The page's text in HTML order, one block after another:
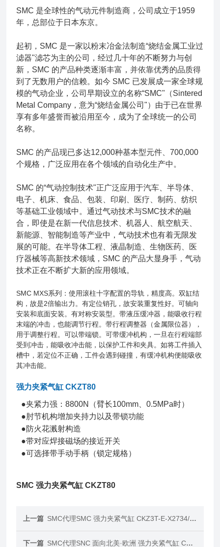
SMC 是全球性的气动元件制造商，公司成立于1959
年，总部位于日本东京。
起初，SMC 是一家以粉末冶金法制造“烧结金属工业过
滤器"滤芯为主的公司，经过几十年的不断努力与创
新，SMC 的产品种类逐渐丰富，并依靠优秀的品质得
到了无数用户的信赖。如今 SMC 已发展成一家全球规
模的气动企业，公司早期设立的名称“SMC"（Sintered
Metal Company，意为“烧结金属公司"）由于已在世界
享有多年盛誉而被沿用至今，成为了全球统一的公司
名称。
SMC 的产品现已多达12,000种基本型元件、700,000
个规格，广泛应用在各个领域的自动化生产中。
SMC 的“气动控制技术"正广泛应用于汽车、半导体、
电子、机床、食品、包装、印刷、医疗、制药、纺织
等基础工业领域中。通过气动技术与SMC技术的融
合，即使是在新一代信息技术、机器人、航空航天、
新能源、智能制造等产业中，气动技术也有着无限发
展的可能。在半导体工程、液晶制造、生物医药、医
疗器械等高新技术领域，SMC 的产品大显身手，气动
技术正在不断扩大新的应用领域。
SMC MXS系列：使用滚柱十字配置的导轨，精度高。双缸结
构，故是2倍输出力。有定位销孔，故安装重复性好。可轴向
安装和底面安装。有对称安装型。带液压缓冲器，能吸收行程
末端的冲击，也能调节行程。带行程调整器（金属限位器），
用于调整行程。可以带端锁。可带缓冲机构，一旦在行程端部
受到冲击，能吸收冲击能，以保护工件和夹具。如将工件插入
槽中，若定位不正确，工件会遇到碰撞，有缓冲机构便能吸收
其冲击能。
强力夹紧气缸 CKZT80
●夹紧力强：8800N（臂长100mm、0.5MPa时）
●肘节机构增加夹持力以及带锁功能
●防火花溅射构造
●带对应焊接磁场的接近开关
●可选择带手动手柄（锁定规格）
SMC 强力夹紧气缸 CKZT80
上一篇 SMC代理SMC 强力夹紧气缸 CKZ3T-E-X2734/-X2568□
下一篇 SMC代理SNC 面向北美·欧洲 强力夹紧气缸 CKZ3